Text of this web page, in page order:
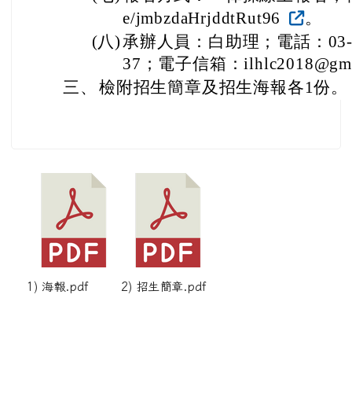
e/jmbzdaHrjddtRut96
。
(八)承辦人員：白助理；電話：
37；電子信箱：
三、 檢附招生簡章及招生海報各1份。
1) 海報.pdf 2) 招生簡章.pdf